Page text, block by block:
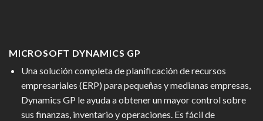
MICROSOFT DYNAMICS GP
Una solución completa de planificación de recursos
empresariales (ERP) para pequeñas y medianas empresas,
Dynamics GP le ayuda a obtener un mayor control sobre
sus finanzas, inventario y operaciones. Es fácil de